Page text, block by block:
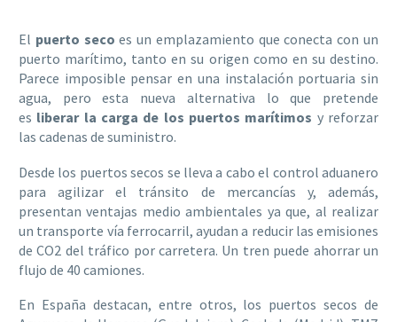
El puerto seco es un emplazamiento que conecta con un
puerto marítimo, tanto en su origen como en su destino.
Parece imposible pensar en una instalación portuaria sin
agua, pero esta nueva alternativa lo que pretende
es liberar la carga de los puertos marítimos y reforzar
las cadenas de suministro.
Desde los puertos secos se lleva a cabo el control aduanero
para agilizar el tránsito de mercancías y, además,
presentan ventajas medio ambientales ya que, al realizar
un transporte vía ferrocarril, ayudan a reducir las emisiones
de CO2 del tráfico por carretera. Un tren puede ahorrar un
flujo de 40 camiones.
En España destacan, entre otros, los puertos secos de